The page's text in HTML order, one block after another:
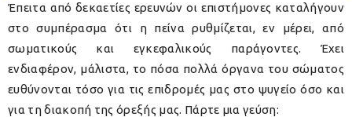
Έπειτα από δεκαετίες ερευνών οι επιστήμονες καταλήγουν
στο συμπέρασμα ότι η πείνα ρυθμίζεται, εν μέρει, από
σωματικούς και εγκεφαλικούς παράγοντες. Έχει
ενδιαφέρον, μάλιστα, το πόσα πολλά όργανα του σώματος
ευθύνονται τόσο για τις επιδρομές μας στο ψυγείο όσο και
για τη διακοπή της όρεξής μας. Πάρτε μια γεύση: